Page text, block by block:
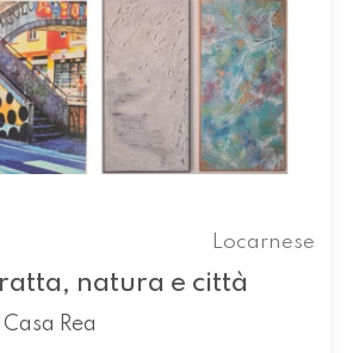
Locarnese
natura e città
Rea